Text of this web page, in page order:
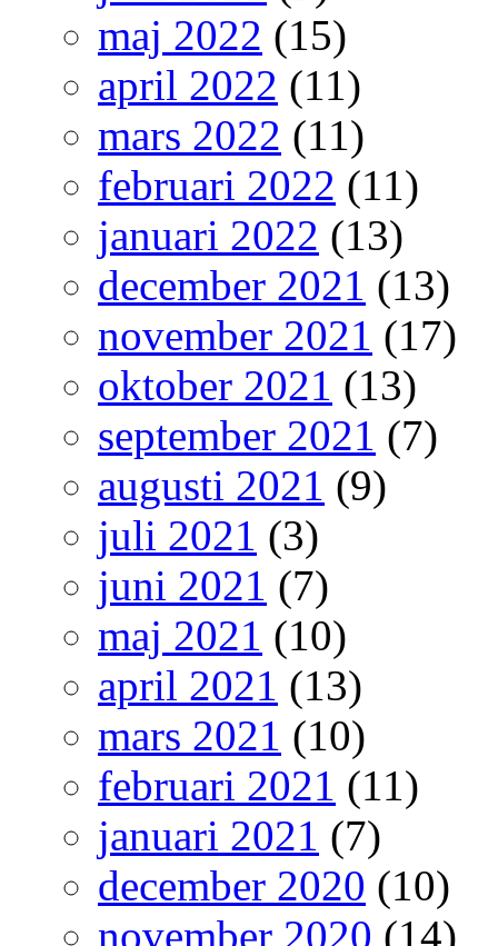
maj 2022 (15)
april 2022 (11)
mars 2022 (11)
februari 2022 (11)
januari 2022 (13)
december 2021 (13)
november 2021 (17)
oktober 2021 (13)
september 2021 (7)
augusti 2021 (9)
juli 2021 (3)
juni 2021 (7)
maj 2021 (10)
april 2021 (13)
mars 2021 (10)
februari 2021 (11)
januari 2021 (7)
december 2020 (10)
november 2020 (14)